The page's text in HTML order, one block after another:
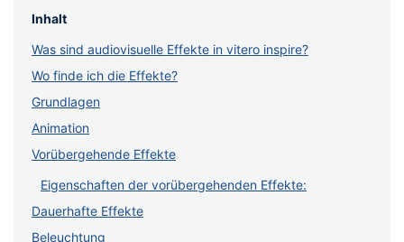
Inhalt
Was sind audiovisuelle Effekte in vitero inspire?
Wo finde ich die Effekte?
Grundlagen
Animation
Vorübergehende Effekte
Eigenschaften der vorübergehenden Effekte:
Dauerhafte Effekte
Beleuchtung